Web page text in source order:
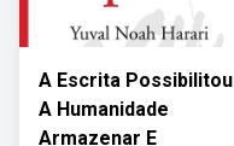
A Escrita Possibilitou
A Humanidade
Armazenar E